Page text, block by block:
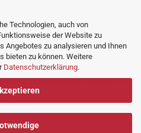
Technologien, auch von
der Website zu
Angebotes zu analysieren und Ihnen
bieten zu können. Weitere
Datenschutzerklärung.
für ein würdevolles Andenken an